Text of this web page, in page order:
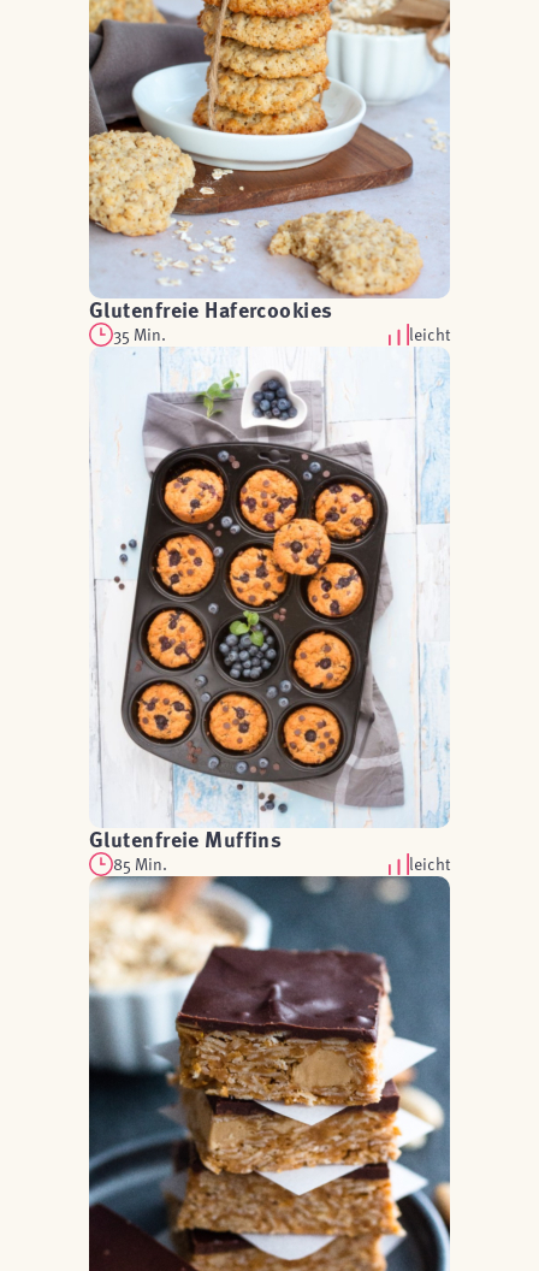
Glutenfreie Hafercookies
35 Min. leicht
Glutenfreie Muffins
85 Min. leicht